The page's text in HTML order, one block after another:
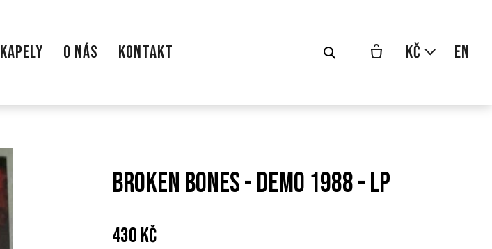
KAPELY O NÁS KONTAKT Kč cs
en
Broken Bones - Demo 1988 - LP
Cena:
430 Kč